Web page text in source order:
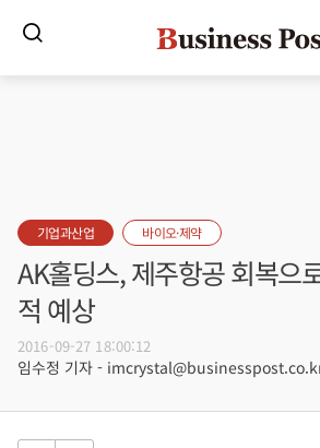
기업과산업 바이오·제약
AK홀딩스, 제주항공 회복으
적 예상
2016-09-27 18:00:12
임수정 기자 -